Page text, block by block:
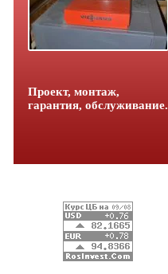
Проект, монтаж,
гарантия, обслуживание.